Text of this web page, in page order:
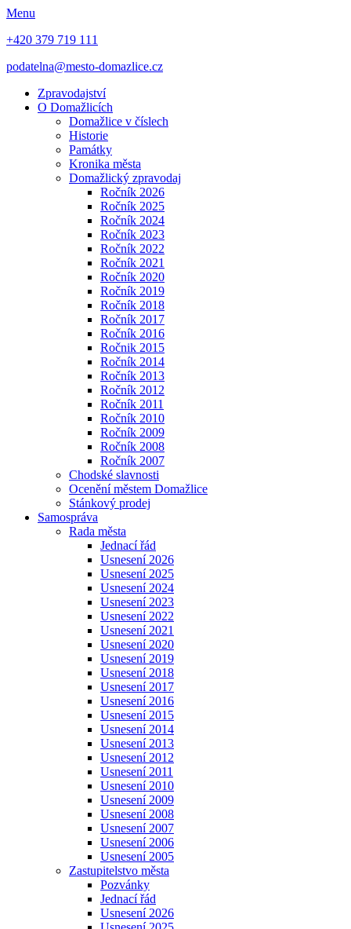
Menu
+420 379 719 111
podatelna@mesto-domazlice.cz
Zpravodajství
O Domažlicích
Domažlice v číslech
Historie
Památky
Kronika města
Domažlický zpravodaj
Ročník 2026
Ročník 2025
Ročník 2024
Ročník 2023
Ročník 2022
Ročník 2021
Ročník 2020
Ročník 2019
Ročník 2018
Ročník 2017
Ročník 2016
Ročnik 2015
Ročník 2014
Ročník 2013
Ročník 2012
Ročník 2011
Ročník 2010
Ročník 2009
Ročník 2008
Ročník 2007
Chodské slavnosti
Ocenění městem Domažlice
Stánkový prodej
Samospráva
Rada města
Jednací řád
Usnesení 2026
Usnesení 2025
Usnesení 2024
Usnesení 2023
Usnesení 2022
Usnesení 2021
Usnesení 2020
Usnesení 2019
Usnesení 2018
Usnesení 2017
Usnesení 2016
Usnesení 2015
Usnesení 2014
Usnesení 2013
Usnesení 2012
Usnesení 2011
Usnesení 2010
Usnesení 2009
Usnesení 2008
Usnesení 2007
Usnesení 2006
Usnesení 2005
Zastupitelstvo města
Pozvánky
Jednací řád
Usnesení 2026